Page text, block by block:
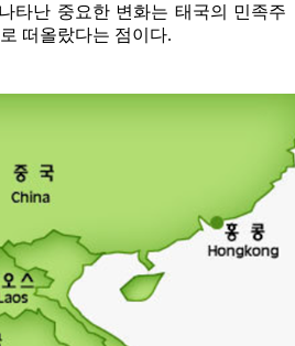
타난 중요한 변화는 태국의 민족주
떠올랐다는 점이다.